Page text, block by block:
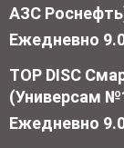
АЗС
Ежедневно
TOP DISC
(Универсам
Ежедневно